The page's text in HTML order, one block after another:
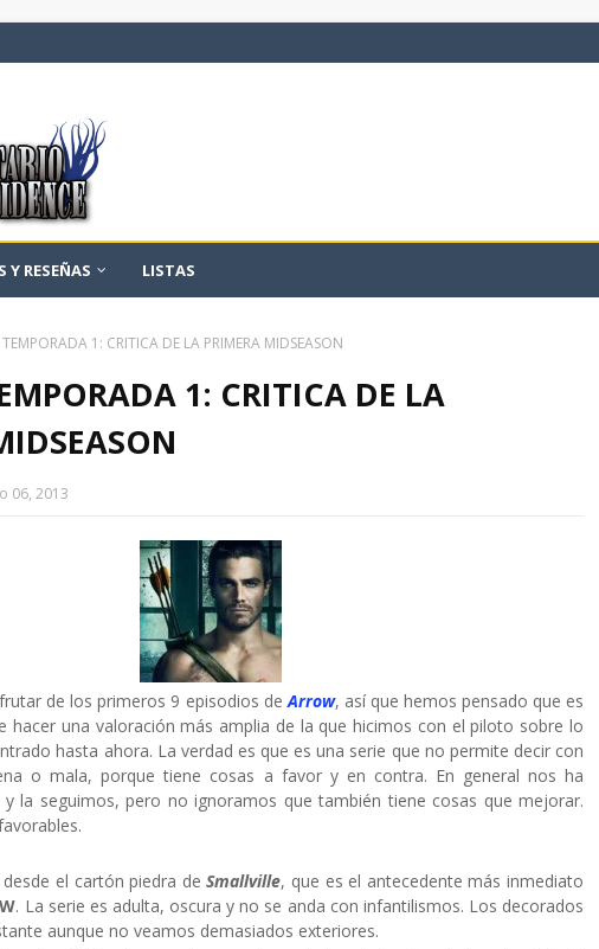
Y RESEÑAS LISTAS
1: CRITICA DE LA PRIMERA MIDSEASON
1: CRITICA DE LA
06, 2013
de los primeros 9 episodios deArrow, así que hemos pensado que es
hacer una valoración más amplia de la que hicimos con el piloto sobre lo
hasta ahora. La verdad es que es una serie que no permite decir con
o mala, porque tiene cosas a favor y en contra. En general nos ha
y la seguimos, pero no ignoramos que también tiene cosas que mejorar.
el cartón piedra de Smallville, que es el antecedente más inmediato
. La serie es adulta, oscura y no se anda con infantilismos. Los decorados
aunque no veamos demasiados exteriores.